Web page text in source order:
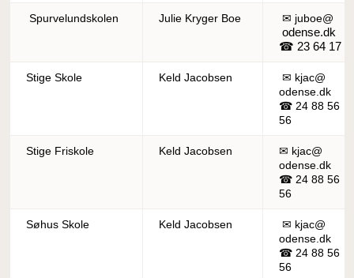
Spurvelundskolen Julie Kryger Boe ✉ juboe@
odense.dk
☎ 23 64 17
Stige Skole Keld Jacobsen
✉ kjac@
odense.dk
☎ 24 88 56
56
Stige Friskole Keld Jacobsen
✉ kjac@
odense.dk
☎ 24 88 56
56
Søhus Skole Keld Jacobsen
✉ kjac@
odense.dk
☎ 24 88 56
56